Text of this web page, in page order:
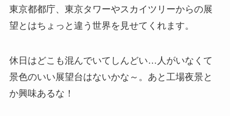
東京都都庁、東京タワーやスカイツリーからの展
望とはちょっと違う世界を見せてくれます。
休日はどこも混んでいてしんどい…人がいなくて
景色のいい展望台はないかな～。あと工場夜景と
か興味あるな！